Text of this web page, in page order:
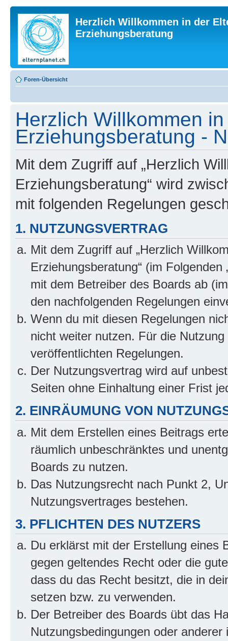
Herzlich Willkommen in der
Erziehungsberatung
Foren-Übersicht
Herzlich Willkommen
Erziehungsberatung -
Mit dem Zugriff auf „Herzlich
Erziehungsberatung“ wird
mit folgenden Regelungen
1. NUTZUNGSVERTRAG
Mit dem Zugriff auf „Herzlich
Erziehungsberatung“ (im
mit dem Betreiber des Boards ab
den nachfolgenden Regelungen
Wenn du mit diesen Regelungen
nicht weiter nutzen. Für die
veröffentlichten Regelungen.
Der Nutzungsvertrag wird auf
Seiten ohne Einhaltung einer Frist
2. EINRÄUMUNG VON
Mit dem Erstellen eines Beitrags
räumlich unbeschränktes und
Boards zu nutzen.
Das Nutzungsrecht nach Punkt 2,
Nutzungsvertrages bestehen.
3. PFLICHTEN DES NUTZERS
Du erklärst mit der Erstellung eines
gegen geltendes Recht oder die
dass du das Recht besitzt, die in
setzen bzw. zu verwenden.
Der Betreiber des Boards übt das
Nutzungsbedingungen oder